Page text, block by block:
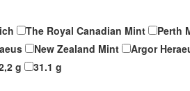
The Royal Canadian Mint Perth
New Zealand Mint Argor
g
31.1 g